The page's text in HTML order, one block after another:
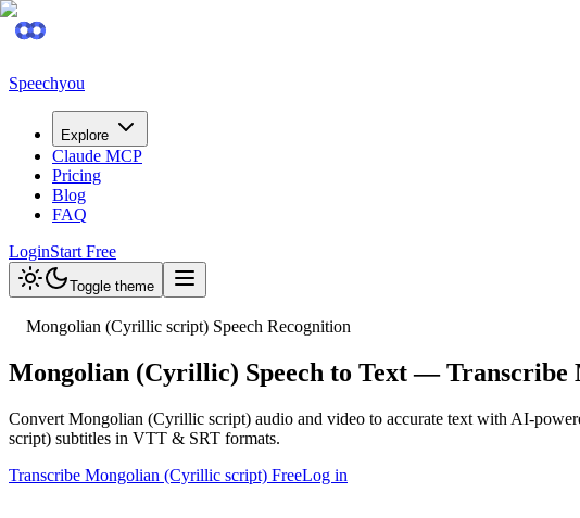
Speechyou
Explore
Claude MCP
Pricing
Blog
FAQ
LoginStart Free
Toggle theme
Mongolian (Cyrillic script) Speech Recognition
Mongolian (Cyrillic) Speech to Text —
Convert Mongolian (Cyrillic script) audio and video to accurate text with AI-
script) subtitles in VTT & SRT formats.
Transcribe Mongolian (Cyrillic script) FreeLog in